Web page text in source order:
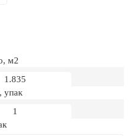
м2
упак